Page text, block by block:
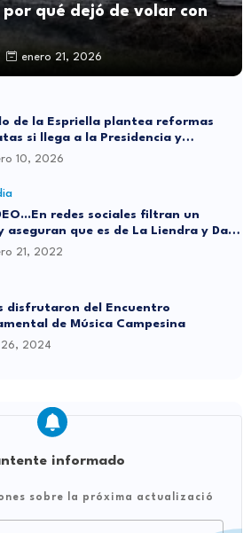
qué dejó de volar con
enero 21, 2026
de la Espriella plantea reformas
si llega a la Presidencia y
a reciente encuesta: “No me asusta
10, 2026
redes sociales filtran un
aseguran que es de La Liendra y Dani
21, 2022
disfrutaron del Encuentro
de Música Campesina
26, 2024
informado
sobre la próxima actualizació